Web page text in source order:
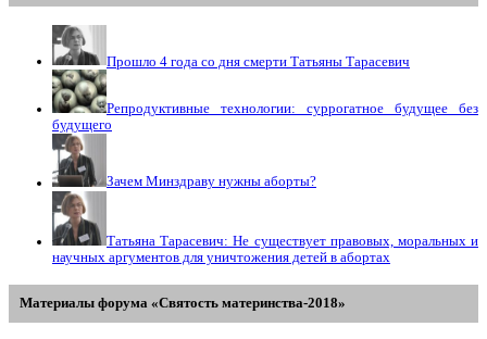
Прошло 4 года со дня смерти Татьяны Тарасевич
Репродуктивные технологии: суррогатное будущее без
будущего
Зачем Минздраву нужны аборты?
Татьяна Тарасевич: Не существует правовых, моральных и
научных аргументов для уничтожения детей в абортах
Материалы форума «Святость материнства-2018»